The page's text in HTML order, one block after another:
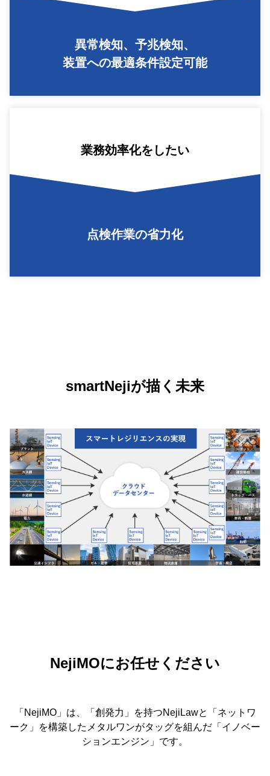
異常検知、予兆検知、
装置への最適条件設定可能
業務効率化をしたい
点検作業の省力化
smartNejiが描く未来
NejiMOにお任せください
「NejiMO」は、「創発力」を持つNejiLawと「ネットワ
ーク」を構築したメタルワンがタッグを組んだ「イノベー
ションエンジン」です。